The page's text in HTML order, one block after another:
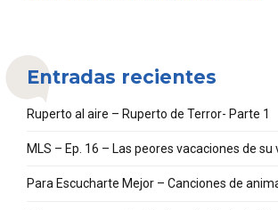
Entradas recientes
Ruperto al aire – Ruperto de Terror- Parte 1
MLS – Ep. 16 – Las peores vacaciones de su
Para Escucharte Mejor – Canciones de